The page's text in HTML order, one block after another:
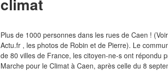
Plus de 1000 personnes dans les rues de Caen !
Actu.fr , les photos de Robin et de Pierre). Le
de 80 villes de France, les citoyen-ne-s ont répondu
Marche pour le Climat à Caen, après celle du 8